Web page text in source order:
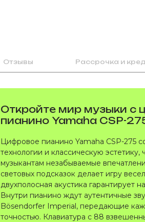
Отзывы Рассрочка и
Откройте мир музыки с
пианино Yamaha CSP-
Цифровое пианино Yamaha CSP-275
технологии и классическую
музыкантам незабываемые
световых подсказок делает игру
двухполосная акустика гарантирует
Внутри пианино ждут аутентичные
Bösendorfer Imperial, передающие
точностью. Клавиатура с 88